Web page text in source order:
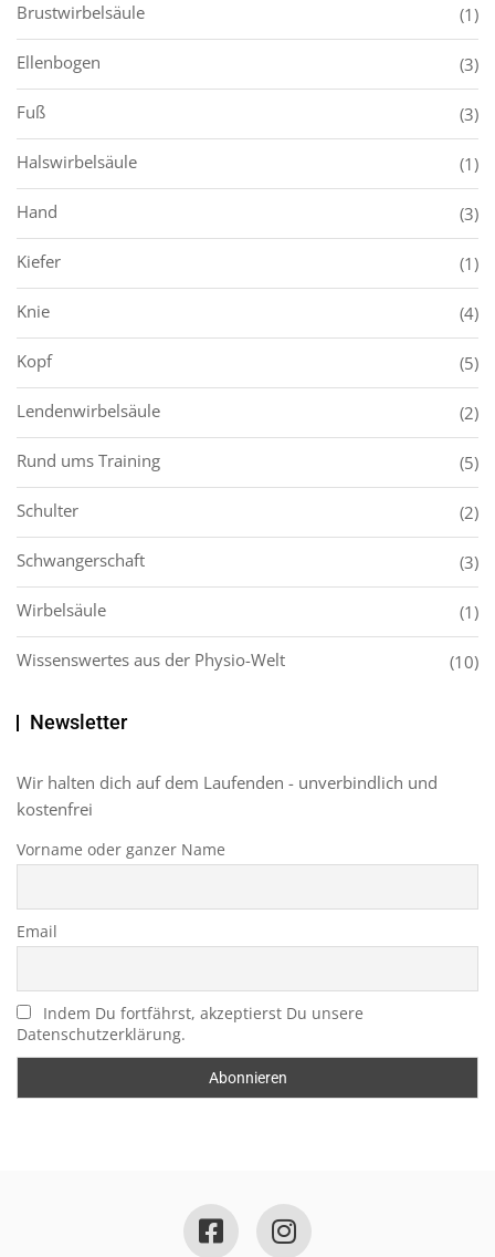
Brustwirbelsäule (1)
Ellenbogen (3)
Fuß (3)
Halswirbelsäule (1)
Hand (3)
Kiefer (1)
Knie (4)
Kopf (5)
Lendenwirbelsäule (2)
Rund ums Training (5)
Schulter (2)
Schwangerschaft (3)
Wirbelsäule (1)
Wissenswertes aus der Physio-Welt (10)
Newsletter
Wir halten dich auf dem Laufenden - unverbindlich und
kostenfrei
Vorname oder ganzer Name
Email
Indem Du fortfährst, akzeptierst Du unsere
Datenschutzerklärung.